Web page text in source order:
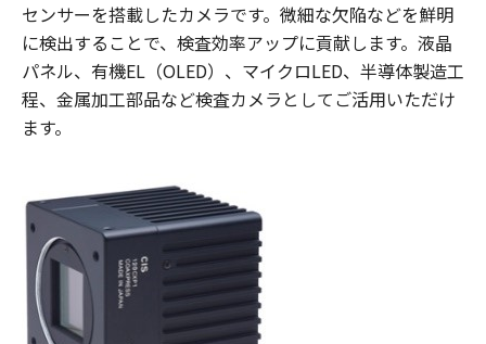
センサーを搭載したカメラです。微細な欠陥などを鮮明
に検出することで、検査効率アップに貢献します。液晶
パネル、有機EL（OLED）、マイクロLED、半導体製造工
程、金属加工部品など検査カメラとしてご活用いただけ
ます。